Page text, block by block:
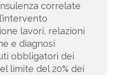
correlate
lavori, relazioni
e diagnosi
obbligatori dei
limite del 20% dei